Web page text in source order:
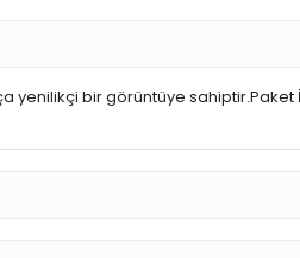
yenilikçi bir görüntüye sahiptir.Paket